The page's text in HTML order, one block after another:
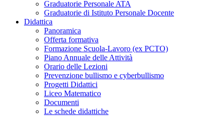
Graduatorie Personale ATA
Graduatorie di Istituto Personale Docente
Didattica
Panoramica
Offerta formativa
Formazione Scuola-Lavoro (ex PCTO)
Piano Annuale delle Attività
Orario delle Lezioni
Prevenzione bullismo e cyberbullismo
Progetti Didattici
Liceo Matematico
Documenti
Le schede didattiche